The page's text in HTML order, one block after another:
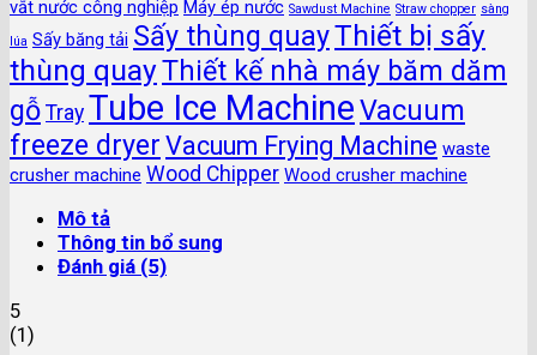
vắt nước công nghiệp Máy ép nước Sawdust Machine Straw chopper sàng
lúa Sấy băng tải Sấy thùng quayThiết bị sấy
thùng quayThiết kế nhà máy băm dăm
gỗ Tray Tube Ice MachineVacuum
freeze dryer Vacuum Frying Machine waste
crusher machine Wood Chipper Wood crusher machine
Mô tả
Thông tin bổ sung
Đánh giá (5)
5
(1)